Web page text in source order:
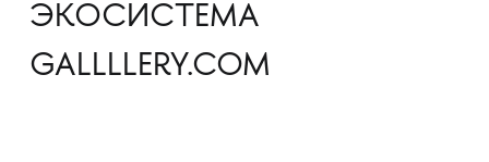
ЭКОСИСТЕМА
GALLLLERY.COM